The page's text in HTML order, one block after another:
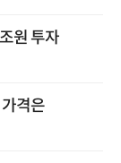
원 투자
격은